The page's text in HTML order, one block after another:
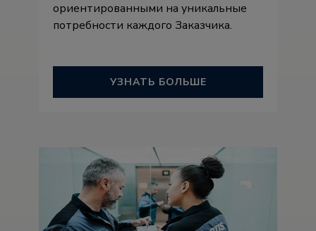
ориентированными на уникальные
потребности каждого Заказчика.
УЗНАТЬ БОЛЬШЕ